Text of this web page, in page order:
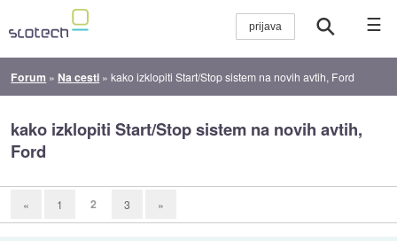
☰
Forum » Na cesti »kako izklopiti Start/Stop sistem na novih avtih, Ford
kako izklopiti Start/Stop sistem na novih avtih,
Ford
« 1 2 3 »